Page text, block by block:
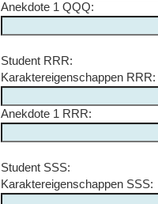
Anekdote 1 QQQ:
Student RRR:
Karaktereigenschappen RRR:
Anekdote 1 RRR:
Student SSS:
Karaktereigenschappen SSS: